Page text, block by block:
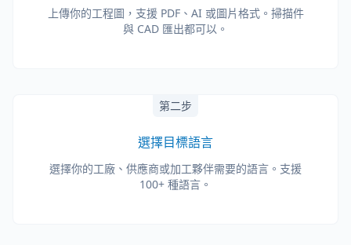
上傳你的工程圖，支援 PDF、AI 或圖片格式。掃描件
與 CAD 匯出都可以。
第二步
選擇目標語言
選擇你的工廠、供應商或加工夥伴需要的語言。支援
100+ 種語言。